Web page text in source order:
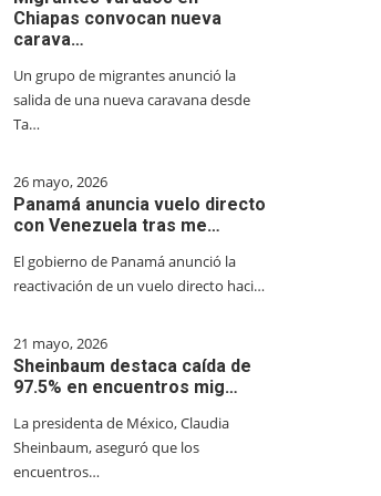
Chiapas convocan nueva
carava…
Un grupo de migrantes anunció la
salida de una nueva caravana desde
Ta…
26 mayo, 2026
Panamá anuncia vuelo directo
con Venezuela tras me…
El gobierno de Panamá anunció la
reactivación de un vuelo directo haci…
21 mayo, 2026
Sheinbaum destaca caída de
97.5% en encuentros mig…
La presidenta de México, Claudia
Sheinbaum, aseguró que los
encuentros…